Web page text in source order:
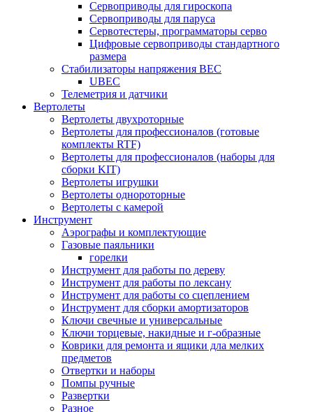
Сервоприводы для гироскопа
Сервоприводы для паруса
Сервотестеры, программаторы серво
Цифровые сервоприводы стандартного
размера
Стабилизаторы напряжения BEC
UBEC
Телеметрия и датчики
Вертолеты
Вертолеты двухроторные
Вертолеты для профессионалов (готовые
комплекты RTF)
Вертолеты для профессионалов (наборы для
сборки KIT)
Вертолеты игрушки
Вертолеты однороторные
Вертолеты с камерой
Инструмент
Аэрографы и комплектующие
Газовые паяльники
горелки
Инструмент для работы по дереву
Инструмент для работы по лексану
Инструмент для работы со сцеплением
Инструмент для сборки амортизаторов
Ключи свечные и универсальные
Ключи торцевые, накидные и г-образные
Коврики для ремонта и ящики дла мелких
предметов
Отвертки и наборы
Помпы ручные
Развертки
Разное